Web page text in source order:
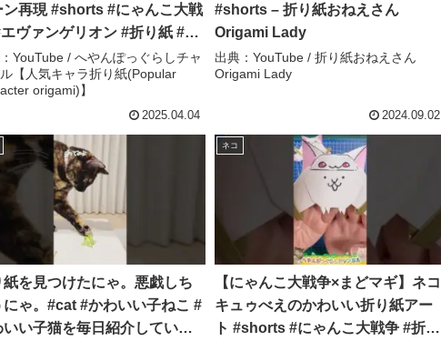
ン再現 #shorts #にゃんこ大戦
ヴァンゲリオン #折り紙 #ネ
やんぽっぐらし – へやんぽっ
しチャンネル【人気キャラ折
(Popular character
YouTube / へやんぽっぐらしチャ
【人気キャラ折り紙(Popular
origami)】
2025.04.04
#shorts – 折り紙おねえさん
Origami Lady
出典：YouTube / 折り紙おねえさん
Origami Lady
2024.09.02
紙を見つけたにゃ。悪戯しち
にゃ。#cat #かわいい子ねこ #
いい子猫を毎日紹介していま
ネコ
【にゃんこ大戦争×まどマギ】ネコ
キュゥべえのかわいい折り紙アー
ト #shorts #にゃんこ大戦争 #折り